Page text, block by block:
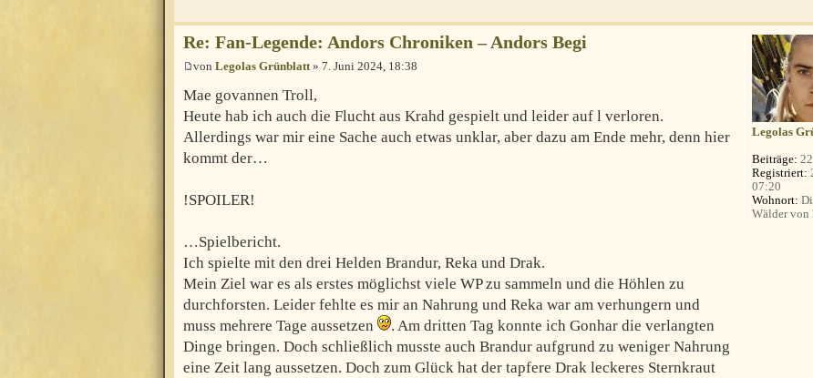
Re: Fan-Legende: Andors Chroniken – Andors Begi
von Legolas Grünblatt» 7. Juni 2024, 18:38
Mae govannen Troll,
Heute hab ich auch die Flucht aus Krahd gespielt und leider auf l verloren.
Allerdings war mir eine Sache auch etwas unklar, aber dazu am Ende mehr, denn hier
kommt der…
!SPOILER!
…Spielbericht.
Ich spielte mit den drei Helden Brandur, Reka und Drak.
Mein Ziel war es als erstes möglichst viele WP zu sammeln und die Höhlen zu
durchforsten. Leider fehlte es mir an Nahrung und Reka war am verhungern und
muss mehrere Tage aussetzen
. Am dritten Tag konnte ich Gonhar die verlangten
Dinge bringen. Doch schließlich musste auch Brandur aufgrund zu weniger Nahrung
eine Zeit lang aussetzen. Doch zum Glück hat der tapfere Drak leckeres Sternkraut
Legolas
Beiträge:
Registriert:
07:20
Wohnort:
Wälder